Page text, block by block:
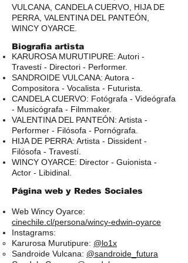
VULCANA, CANDELA CUERVO, HIJA DE
PERRA, VALENTINA DEL PANTEÓN,
WINCY OYARCE.
Biografia artista
KARUROSA MURUTIPURE: Autori -
Travestí - Directori - Performer.
SANDROIDE VULCANA: Autora -
Compositora - Vocalista - Futurista.
CANDELA CUERVO: Fotógrafa - Videógrafa
- Musicógrafa - Filmmaker.
VALENTINA DEL PANTEÓN: Artista -
Performer - Filósofa - Pornógrafa.
HIJA DE PERRA: Artista - Dissident -
Filósofa - Travestí.
WINCY OYARCE: Director - Guionista -
Actor - Libidinal.
Página web y Redes Sociales
Web Wincy Oyarce:
cinechile.cl/persona/wincy-edwin-oyarce
Instagrams:
Karurosa Murutipure: @lo1x
Sandroide Vulcana: @sandroide_futura